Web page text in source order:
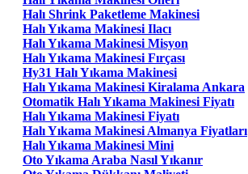
Halı Shrink Paketleme Makinesi
Halı Yıkama Makinesi Ilacı
Halı Yıkama Makinesi Misyon
Halı Yıkama Makinesi Fırçası
Hy31 Halı Yıkama Makinesi
Halı Yıkama Makinesi Kiralama Ankara
Otomatik Halı Yıkama Makinesi Fiyatı
Halı Yıkama Makinesi Fiyatı
Halı Yıkama Makinesi Almanya Fiyatları
Halı Yıkama Makinesi Mini
Oto Yıkama Araba Nasıl Yıkanır